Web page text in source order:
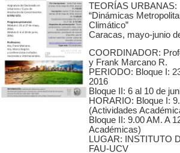
TEORÍAS URBANAS:
“Dinámicas
Climático”
Caracas, mayo-junio
COORDINADOR:
y Frank Marcano R.
PERIODO: Bloque I:
2016
Bloque II: 6 al 10 de
HORARIO: Bloque I:
(Actividades
Bloque II: 9.00 AM. A
Académicas)
LUGAR: INSTITUTO
FAU-UCV